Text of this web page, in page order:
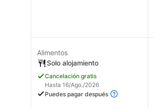
Alimentos
Solo alojamiento
Cancelación gratis
Hasta 16/Ago./2026
Puedes pagar después